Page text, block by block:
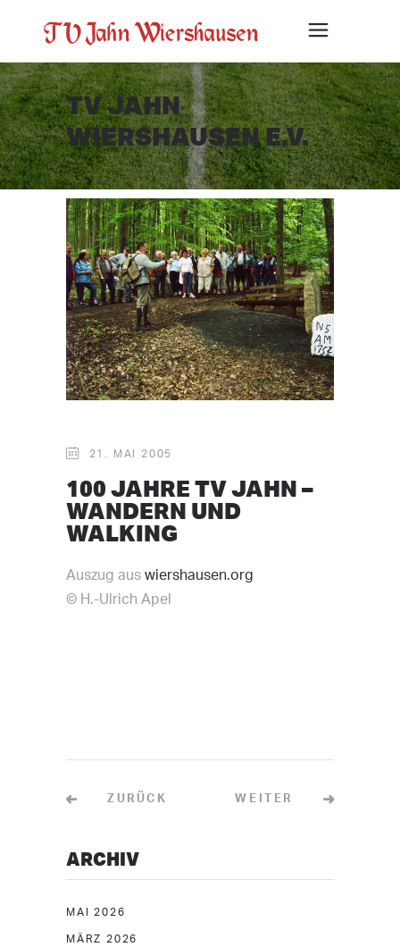
TV JAHN
WIERSHAUSEN E.V.
21. MAI 2005
100 JAHRE TV JAHN –
WANDERN UND
WALKING
Auszug aus wiershausen.org
© H.-Ulrich Apel
ZURÜCK WEITER
ARCHIV
MAI 2026
MÄRZ 2026